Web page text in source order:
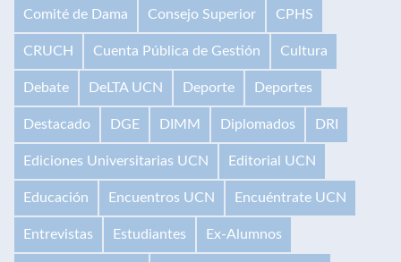
Comité de Dama Consejo Superior CPHS
CRUCH Cuenta Pública de Gestión Cultura
Debate DeLTA UCN Deporte Deportes
Destacado DGE DIMM Diplomados DRI
Ediciones Universitarias UCN Editorial UCN
Educación Encuentros UCN Encuéntrate UCN
Entrevistas Estudiantes Ex-Alumnos